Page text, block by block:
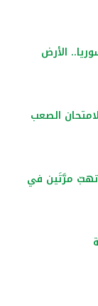
الأرض
الصعب
تهبّ مرَّتَين في